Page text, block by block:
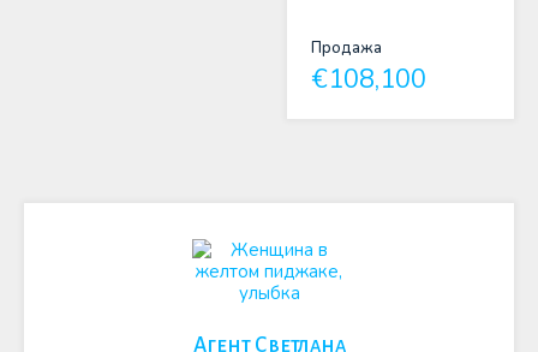
Продажа
€108,100
Агент Светлана